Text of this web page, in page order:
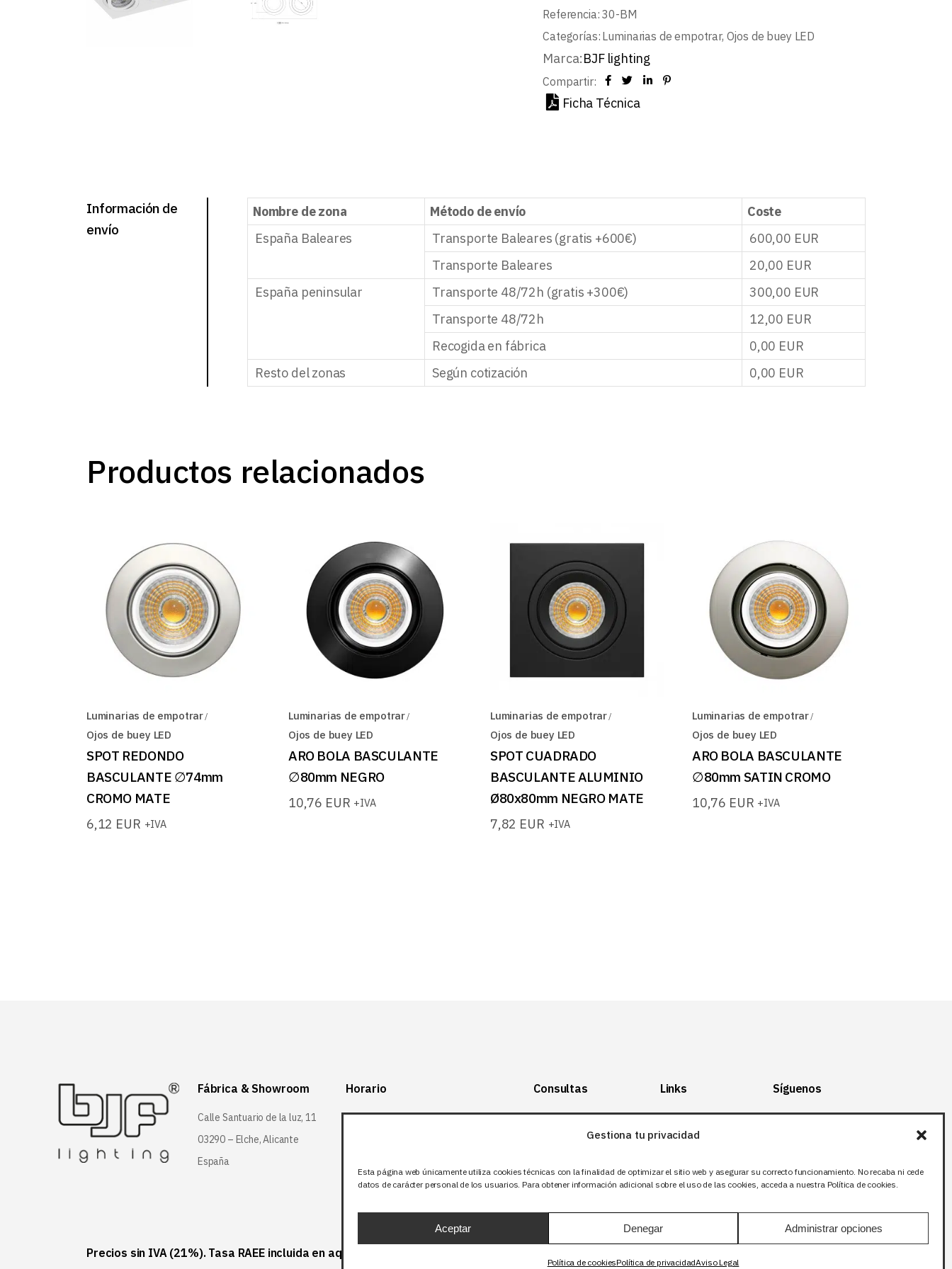
Gestiona tu privacidad
Esta página web únicamente utiliza cookies técnicas con la finalidad de optimizar el sitio web y asegurar su correcto funcionamiento. No recaba ni cede
datos de carácter personal de los usuarios. Para obtener información adicional sobre el uso de las cookies, acceda a nuestra Política de cookies.
Aceptar Denegar Administrar opciones
Política de cookiesPolítica de privacidadAviso Legal
Referencia: 30-BM
Categorías: Luminarias de empotrar, Ojos de buey LED
Marca:BJF lighting
Compartir:
Ficha Técnica
Información de
envío
Nombre de zona Método de envío
Coste
España Baleares
Transporte Baleares (gratis +600€) 600,00 EUR
Transporte Baleares
20,00 EUR
España peninsular
Transporte 48/72h (gratis +300€) 300,00 EUR
Transporte 48/72h
12,00 EUR
Recogida en fábrica
0,00 EUR
Resto del zonas
Según cotización 0,00 EUR
Productos relacionados
Luminarias de empotrar
Ojos de buey LED
SPOT REDONDO
BASCULANTE ∅74mm
CROMO MATE
6,12 EUR +IVA
Luminarias de empotrar
Ojos de buey LED
ARO BOLA BASCULANTE
∅80mm NEGRO
10,76 EUR +IVA
Luminarias de empotrar
Ojos de buey LED
SPOT CUADRADO
BASCULANTE ALUMINIO
Ø80x80mm NEGRO MATE
7,82 EUR +IVA
Luminarias de empotrar
Ojos de buey LED
ARO BOLA BASCULANTE
∅80mm SATIN CROMO
10,76 EUR +IVA
Fábrica & Showroom
Calle Santuario de la luz, 11
03290 – Elche, Alicante
España
Horario
Lunes-Viernes:
Cerrado
Consultas
+34 966 28 88
12
info@bjflighting.com
Links
Mapa del Sitio
Aviso legal
privacidad
Síguenos
Facebook
LinkedIn
Precios sin IVA (21%). Tasa RAEE incluida en aquellos productos que corresponda.